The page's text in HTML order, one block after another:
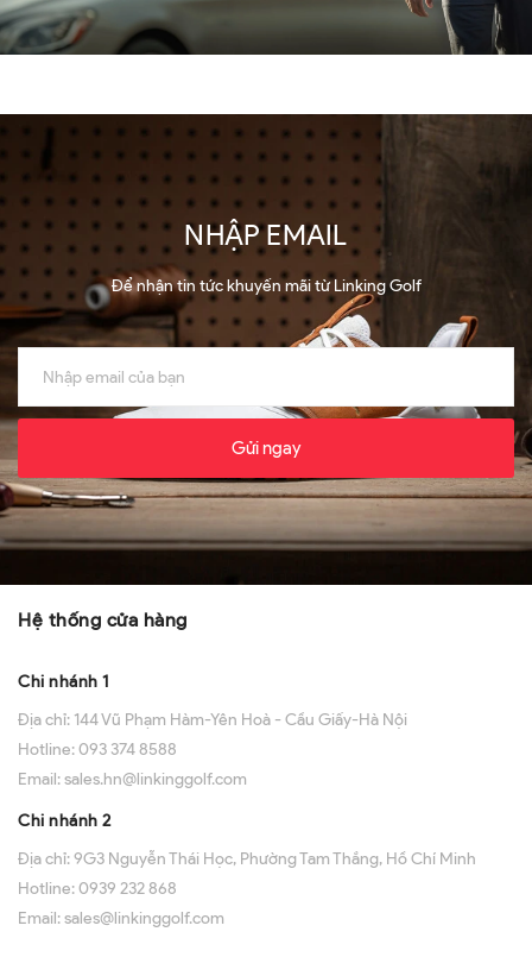
NHẬP EMAIL
Để nhận tin tức khuyến mãi từ Linking Golf
Gửi ngay
Hệ thống cửa hàng
Chi nhánh 1
Địa chỉ: 144 Vũ Phạm Hàm-Yên Hoà - Cầu Giấy-Hà Nội
Hotline:093 374 8588
Email:sales.hn@linkinggolf.com
Chi nhánh 2
Địa chỉ:9G3 Nguyễn Thái Học, Phường Tam Thắng, Hồ Chí Minh
Hotline:0939 232 868
Email:sales@linkinggolf.com